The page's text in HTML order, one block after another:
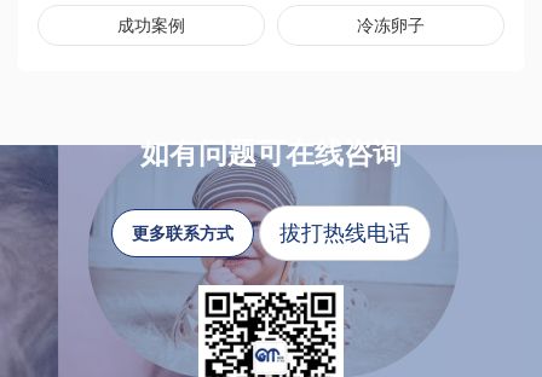
成功案例 冷冻卵子
如有问题可在线咨询
更多联系方式 拔打热线电话